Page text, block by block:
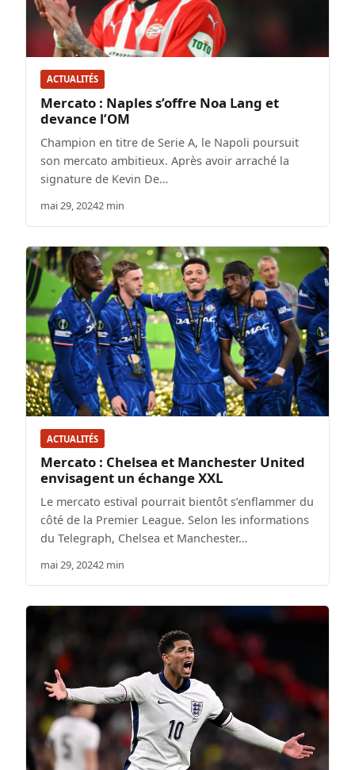
ACTUALITÉS
Mercato : Naples s’offre Noa Lang et
devance l’OM
Champion en titre de Serie A, le Napoli poursuit
son mercato ambitieux. Après avoir arraché la
signature de Kevin De…
mai 29, 20242 min
ACTUALITÉS
Mercato : Chelsea et Manchester United
envisagent un échange XXL
Le mercato estival pourrait bientôt s’enflammer du
côté de la Premier League. Selon les informations
du Telegraph, Chelsea et Manchester…
mai 29, 20242 min